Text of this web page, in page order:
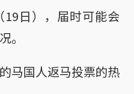
日），届时可能会
。
马国人返马投票的热